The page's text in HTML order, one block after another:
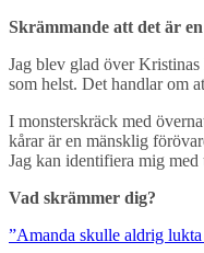
Skrämmande att det är
Jag blev glad över
som helst. Det handlar om
I monsterskräck med
kårar är en mänsklig
Jag kan identifiera mig
Vad skrämmer dig?
”Amanda skulle aldrig